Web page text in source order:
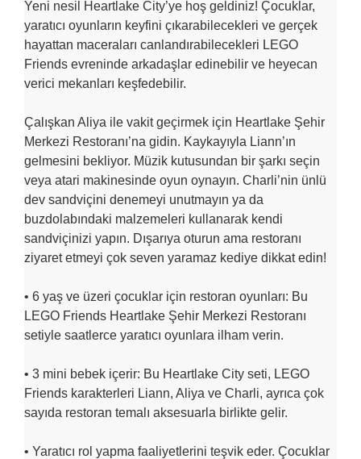
Yeni nesil Heartlake City’ye hoş geldiniz! Çocuklar,
yaratıcı oyunların keyfini çıkarabilecekleri ve gerçek
hayattan maceraları canlandırabilecekleri LEGO
Friends evreninde arkadaşlar edinebilir ve heyecan
verici mekanları keşfedebilir.
Çalışkan Aliya ile vakit geçirmek için Heartlake Şehir
Merkezi Restoranı’na gidin. Kaykayıyla Liann’ın
gelmesini bekliyor. Müzik kutusundan bir şarkı seçin
veya atari makinesinde oyun oynayın. Charli’nin ünlü
dev sandviçini denemeyi unutmayın ya da
buzdolabındaki malzemeleri kullanarak kendi
sandviçinizi yapın. Dışarıya oturun ama restoranı
ziyaret etmeyi çok seven yaramaz kediye dikkat edin!
• 6 yaş ve üzeri çocuklar için restoran oyunları: Bu
LEGO Friends Heartlake Şehir Merkezi Restoranı
setiyle saatlerce yaratıcı oyunlara ilham verin.
• 3 mini bebek içerir: Bu Heartlake City seti, LEGO
Friends karakterleri Liann, Aliya ve Charli, ayrıca çok
sayıda restoran temalı aksesuarla birlikte gelir.
• Yaratıcı rol yapma faaliyetlerini teşvik eder. Çocuklar